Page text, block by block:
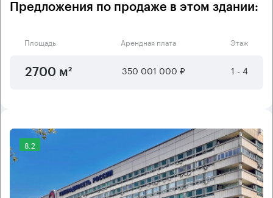
Предложения по продаже в этом здании:
Площадь Арендная плата Этаж
2700 м² 350 001 000 ₽ 1 - 4
8.2